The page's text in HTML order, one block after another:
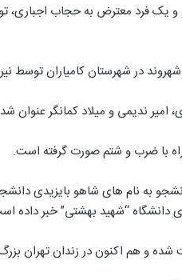
از جمله دو دانشجو و یک فرد معترض به حجاب
شهروند در شهرستان کامیاران توسط
ندیمی و میلاد کمانگر عنوان
به نام های شاهو بایزیدی
دانشگاه “شهید بهشتی” خبر داده